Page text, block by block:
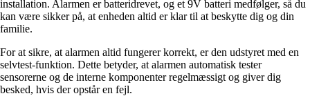
installation. Alarmen er batteridrevet, og et 9V batteri medfølger, så du
kan være sikker på, at enheden altid er klar til at beskytte dig og din
familie.
For at sikre, at alarmen altid fungerer korrekt, er den udstyret med en
selvtest-funktion. Dette betyder, at alarmen automatisk tester
sensorerne og de interne komponenter regelmæssigt og giver dig
besked, hvis der opstår en fejl.